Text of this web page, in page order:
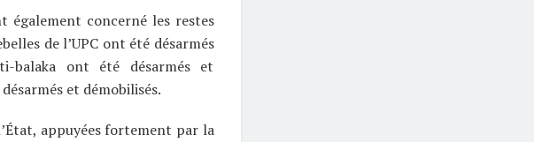
également concerné les restes
de l’UPC ont été désarmés
balaka ont été désarmés et
et démobilisés.
appuyées fortement par la